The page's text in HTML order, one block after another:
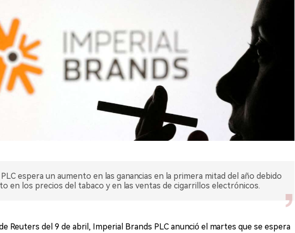
espera un aumento en las ganancias en la primera mitad del año debido
en los precios del tabaco y en las ventas de cigarrillos electrónicos.
Reuters del 9 de abril, Imperial Brands PLC anunció el martes que se espera